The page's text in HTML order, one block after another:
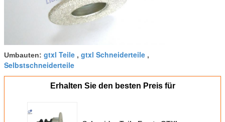
Umbauten: gtxl Teile , gtxl Schneiderteile ,
Selbstschneiderteile
Erhalten Sie den besten Preis für